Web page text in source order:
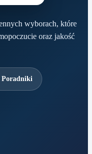
wyborach, które
oraz jakość
Poradniki